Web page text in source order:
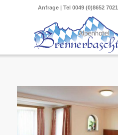
Anfrage | Tel0049 (0)8652 7021